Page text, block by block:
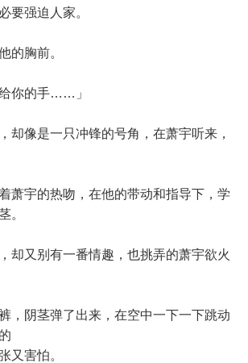
要强迫人家。
胸前。
你的手……」
像是一只冲锋的号角，在萧宇听来，
宇的热吻，在他的带动和指导下，学
。
又别有一番情趣，也挑弄的萧宇欲火
阴茎弹了出来，在空中一下一下跳动
又害怕。